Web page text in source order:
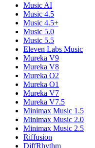
Music AI
Music 4.5
Music 4.5+
Music 5.0
Music 5.5
Eleven Labs Music
Mureka V9
Mureka V8
Mureka O2
Mureka O1
Mureka V7
Mureka V7.5
Minimax Music 1.5
Minimax Music 2.0
Minimax Music 2.5
Riffusion
DiffRhythm